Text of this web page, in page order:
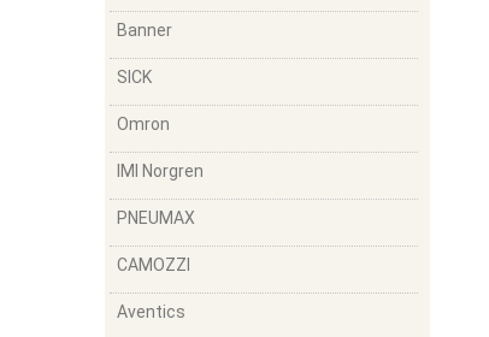
Banner
SICK
Omron
IMI Norgren
PNEUMAX
CAMOZZI
Aventics